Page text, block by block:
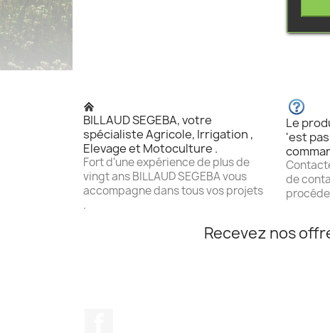
BILLAUD SEGEBA, votre
spécialiste Agricole, Irrigation ,
Elevage et Motoculture .
Fort d'une expérience de plus de
vingt ans BILLAUD SEGEBA vous
accompagne dans tous vos projets
.
Le
'est
de
Recevez nos